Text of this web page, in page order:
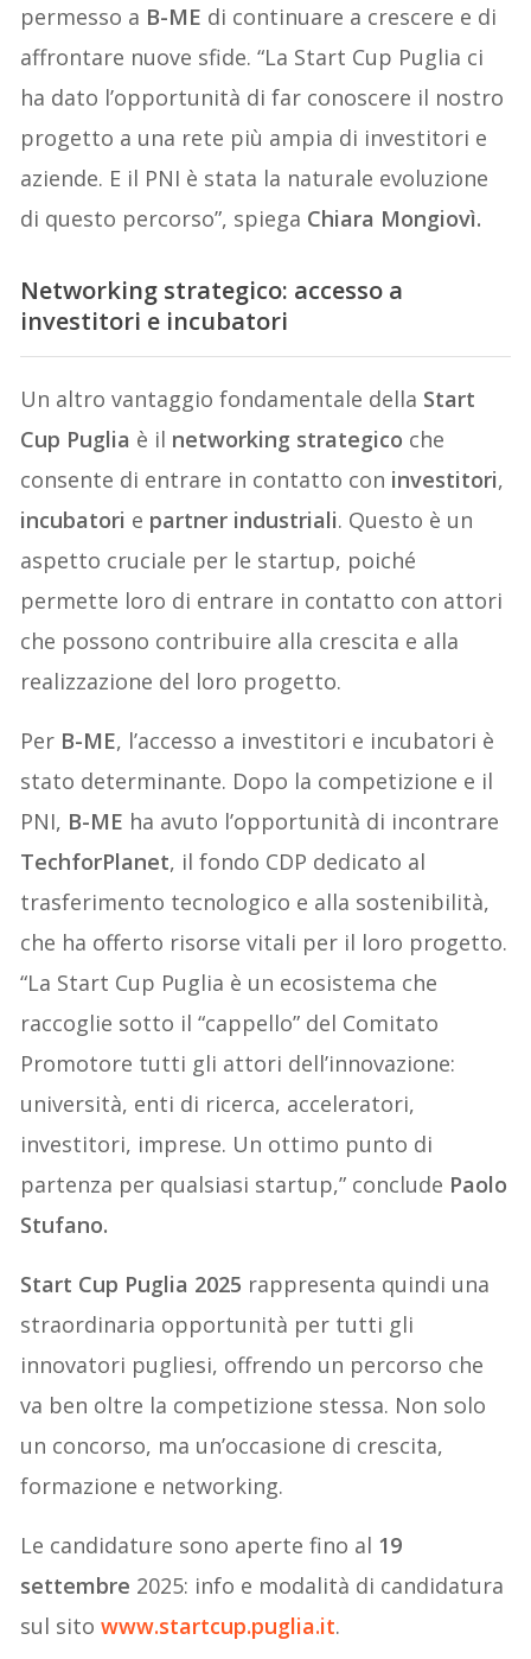
permesso a B-ME di continuare a crescere e di
affrontare nuove sfide. “La Start Cup Puglia ci
ha dato l’opportunità di far conoscere il nostro
progetto a una rete più ampia di investitori e
aziende. E il PNI è stata la naturale evoluzione
di questo percorso”, spiega Chiara Mongiovì.
Networking strategico: accesso a
investitori e incubatori
Un altro vantaggio fondamentale della Start
Cup Puglia è il networking strategico che
consente di entrare in contatto con investitori,
incubatori e partner industriali. Questo è un
aspetto cruciale per le startup, poiché
permette loro di entrare in contatto con attori
che possono contribuire alla crescita e alla
realizzazione del loro progetto.
Per B-ME, l’accesso a investitori e incubatori è
stato determinante. Dopo la competizione e il
PNI, B-ME ha avuto l’opportunità di incontrare
TechforPlanet, il fondo CDP dedicato al
trasferimento tecnologico e alla sostenibilità,
che ha offerto risorse vitali per il loro progetto.
“La Start Cup Puglia è un ecosistema che
raccoglie sotto il “cappello” del Comitato
Promotore tutti gli attori dell’innovazione:
università, enti di ricerca, acceleratori,
investitori, imprese. Un ottimo punto di
partenza per qualsiasi startup,” conclude Paolo
Stufano.
Start Cup Puglia 2025 rappresenta quindi una
straordinaria opportunità per tutti gli
innovatori pugliesi, offrendo un percorso che
va ben oltre la competizione stessa. Non solo
un concorso, ma un’occasione di crescita,
formazione e networking.
Le candidature sono aperte fino al 19
settembre 2025: info e modalità di candidatura
sul sitowww.startcup.puglia.it.